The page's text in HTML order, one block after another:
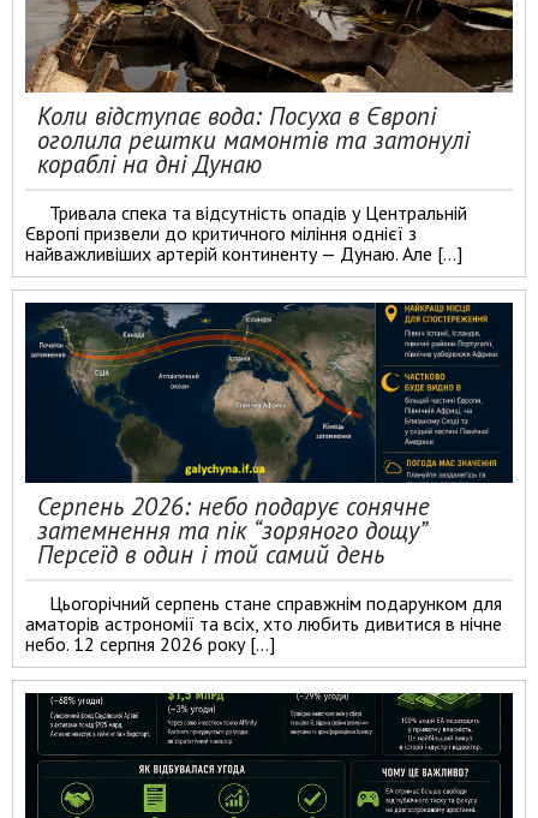
Коли відступає вода: Посуха в Європі
оголила рештки мамонтів та затонулі
кораблі на дні Дунаю
Тривала спека та відсутність опадів у Центральній
Європі призвели до критичного міління однієї з
найважливіших артерій континенту — Дунаю. Але […]
Серпень 2026: небо подарує сонячне
затемнення та пік “зоряного дощу”
Персеїд в один і той самий день
Цьогорічний серпень стане справжнім подарунком для
аматорів астрономії та всіх, хто любить дивитися в нічне
небо. 12 серпня 2026 року […]